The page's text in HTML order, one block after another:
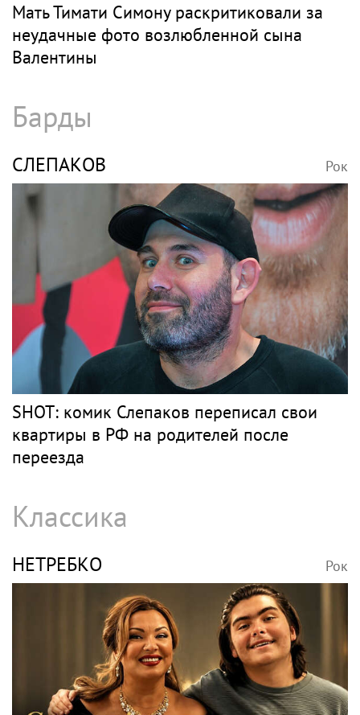
Мать Тимати Симону раскритиковали за
неудачные фото возлюбленной сына
Валентины
Барды
СЛЕПАКОВ Рок
SHOT: комик Слепаков переписал свои
квартиры в РФ на родителей после
переезда
Классика
НЕТРЕБКО Рок